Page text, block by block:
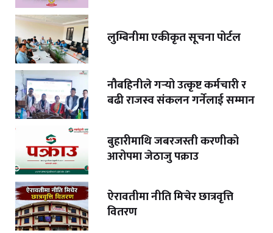
लुम्बिनीमा एकीकृत सूचना पोर्टल
नौबहिनीले गर्‍यो उत्कृष्ट कर्मचारी र
बढी राजस्व संकलन गर्नेलाई सम्मान
बुहारीमाथि जबरजस्ती करणीको
आरोपमा जेठाजु पक्राउ
ऐरावतीमा नीति मिचेर छात्रवृत्ति
वितरण